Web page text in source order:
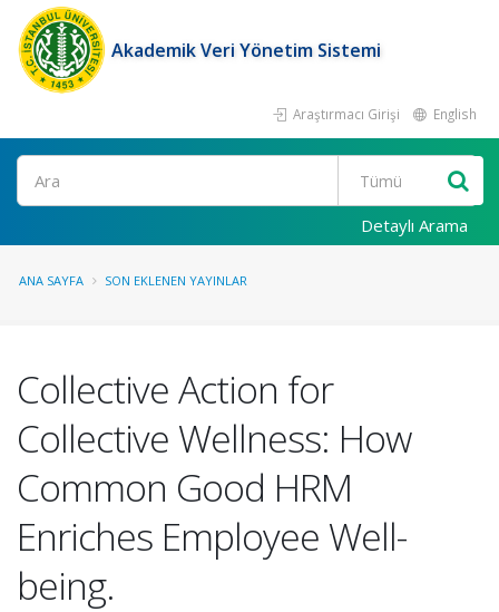
Akademik Veri Yönetim Sistemi
Araştırmacı Girişi English
Ara
Detaylı Arama
ANA SAYFA SON EKLENEN YAYINLAR
Collective Action for
Collective Wellness: How
Common Good HRM
Enriches Employee Well-
being.